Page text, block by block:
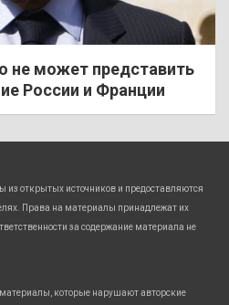
не может представить
России и Франции
из открытых источников и предоставляются
Права на материалы принадлежат их
за содержание материала не
которые нарушают авторские